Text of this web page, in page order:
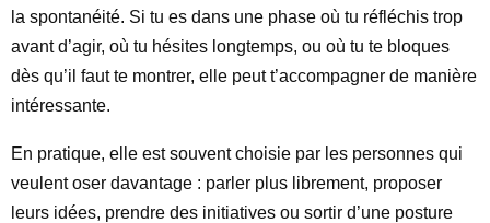
la spontanéité. Si tu es dans une phase où tu réfléchis trop
avant d’agir, où tu hésites longtemps, ou où tu te bloques
dès qu’il faut te montrer, elle peut t’accompagner de manière
intéressante.
En pratique, elle est souvent choisie par les personnes qui
veulent oser davantage : parler plus librement, proposer
leurs idées, prendre des initiatives ou sortir d’une posture